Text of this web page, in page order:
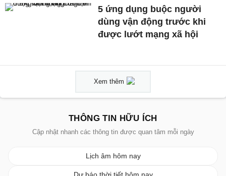
5 ứng dụng buộc người
dùng vận động trước khi
được lướt mạng xã hội
Xem thêm
THÔNG TIN HỮU ÍCH
Cập nhật nhanh các thông tin được quan tâm mỗi ngày
Lịch âm hôm nay